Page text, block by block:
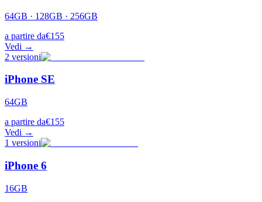
64GB · 128GB · 256GB
a partire da€155
Vedi →
2 versioni
iPhone SE
64GB
a partire da€155
Vedi →
1 versioni
iPhone 6
16GB